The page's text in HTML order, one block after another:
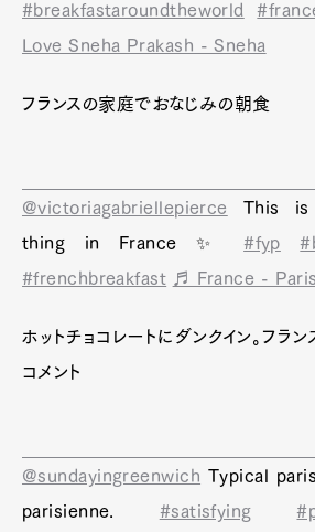
#breakfastaroundtheworld
Love Sneha Prakash - Sneha
フランスの家庭でおなじみの朝食
@victoriagabriellepierce
This is
thing in France ✨#fyp
#frenchbreakfast ♬ France -
ホットチョコレートにダンクイン。フラ
コメント
@sundayingreenwich Typical
parisienne. #satisfying